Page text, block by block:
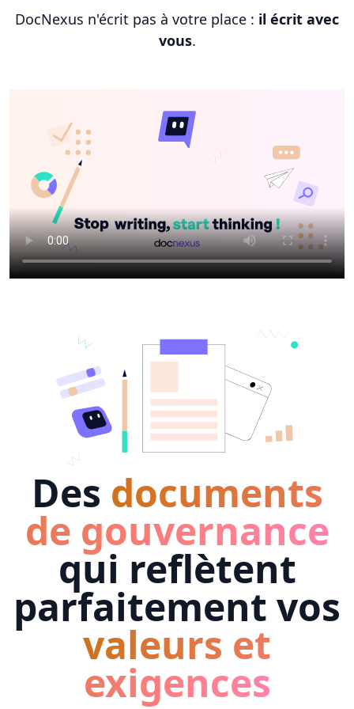
DocNexus n'écrit pas à votre place : il écrit avec
vous.
Des documents
de gouvernance
qui reflètent
parfaitement vos
valeurs et
exigences